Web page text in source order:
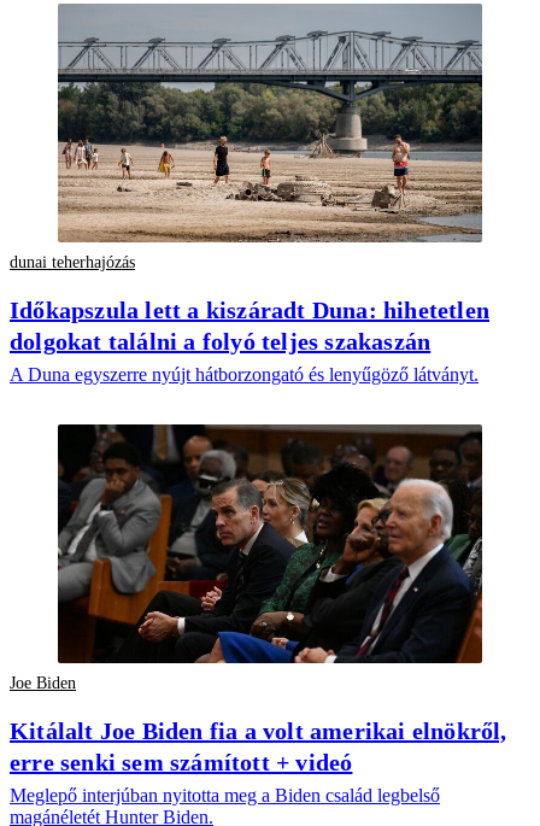
dunai teherhajózás
Időkapszula lett a kiszáradt Duna: hihetetlen
dolgokat találni a folyó teljes szakaszán
A Duna egyszerre nyújt hátborzongató és lenyűgöző látványt.
Joe Biden
Kitálalt Joe Biden fia a volt amerikai elnökről,
erre senki sem számított + videó
Meglepő interjúban nyitotta meg a Biden család legbelső
magánéletét Hunter Biden.